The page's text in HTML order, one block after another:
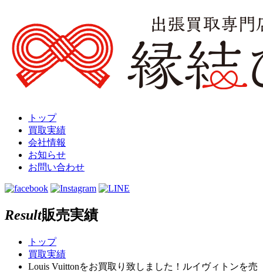
トップ
買取実績
会社情報
お知らせ
お問い合わせ
Result販売実績
トップ
買取実績
Louis Vuittonをお買取り致しました！ルイヴィトンを売